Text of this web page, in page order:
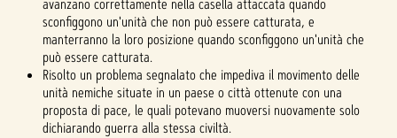
avanzano correttamente nella casella attaccata quando
sconfiggono un'unità che non può essere catturata, e
manterranno la loro posizione quando sconfiggono un'unità che
può essere catturata.
Risolto un problema segnalato che impediva il movimento delle
unità nemiche situate in un paese o città ottenute con una
proposta di pace, le quali potevano muoversi nuovamente solo
dichiarando guerra alla stessa civiltà.